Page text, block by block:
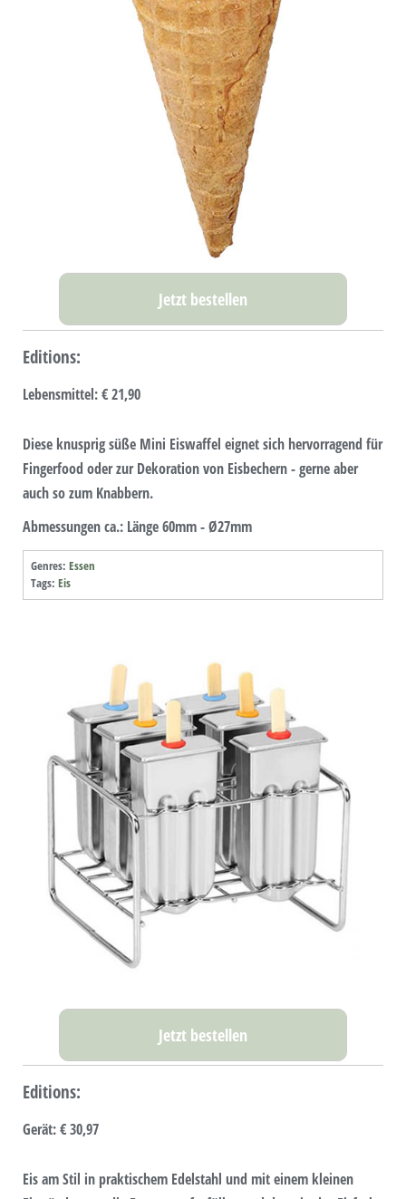
Jetzt bestellen
Editions:
Lebensmittel:€ 21,90
Diese knusprig süße Mini Eiswaffel eignet sich hervorragend für
Fingerfood oder zur Dekoration von Eisbechern - gerne aber
auch so zum Knabbern.
Abmessungen ca.: Länge 60mm - Ø27mm
Genres: Essen
Tags: Eis
Jetzt bestellen
Editions:
Gerät:€ 30,97
Eis am Stil in praktischem Edelstahl und mit einem kleinen